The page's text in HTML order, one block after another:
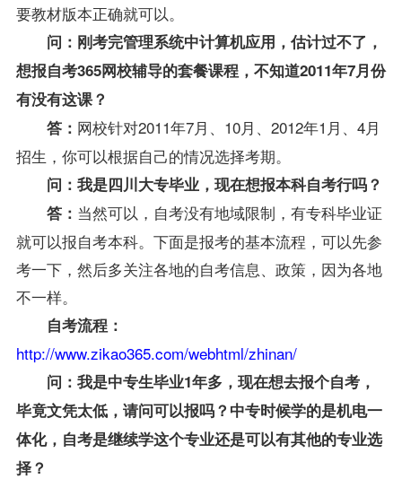
要教材版本正确就可以。
问：刚考完管理系统中计算机应用 ，估计过不了，
想报自考365网校辅导的套餐课程，不知道2011年7月份
有没有这课？
答： 网校针对2011年7月、10月、2012年1月、4月
招生，你可以根据自己的情况选择考期。
问：我是四川大专毕业，现在想报本科自考行吗？
答： 当然可以，自考没有地域限制，有专科毕业证
就可以报自考本科。下面是报考的基本流程，可以先参
考一下，然后多关注各地的自考信息、政策，因为各地
不一样。
自考流程：
http://www.zikao365.com/webhtml/zhinan/
问：我是中专生毕业1年多，现在想去报个自考，
毕竟文凭太低，请问可以报吗？中专时候学的是机电一
体化，自考是继续学这个专业还是可以有其他的专业选
择？